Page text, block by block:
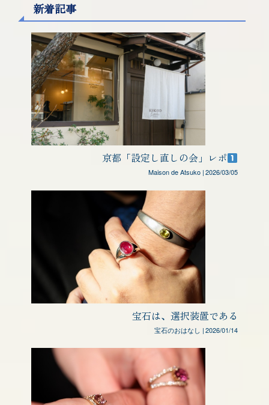
新着記事
京都「設定し直しの会」レポ
Maison de Atsuko |2026/03/05
宝石は、選択装置である
宝石のおはなし |2026/01/14